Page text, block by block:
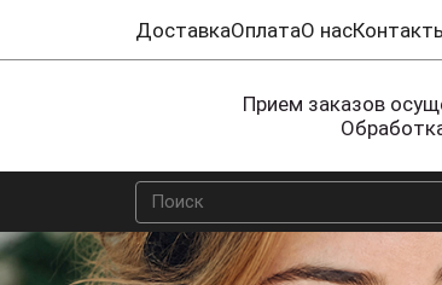
ДоставкаОплатаО нас
Прием заказов